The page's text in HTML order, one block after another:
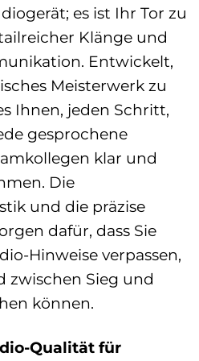
es ist Ihr Tor zu
Klänge und
Entwickelt,
Meisterwerk zu
Ihnen, jeden Schritt,
gesprochene
klar und
Die
und die präzise
dafür, dass Sie
Hinweise verpassen,
zwischen Sieg und
können.
Qualität für